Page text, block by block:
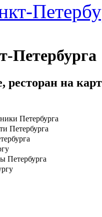
Петербурга
ресторан на
Петербурга
Петербурга
Петербурга